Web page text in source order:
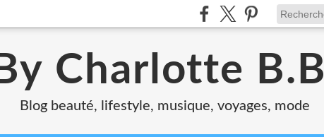
By Charlotte
Blog beauté, lifestyle, musique, voyages, mode